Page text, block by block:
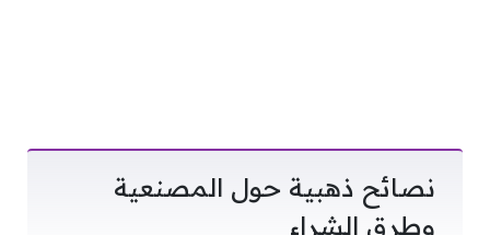
نصائح ذهبية حول المصنعية
وطرق الشراء